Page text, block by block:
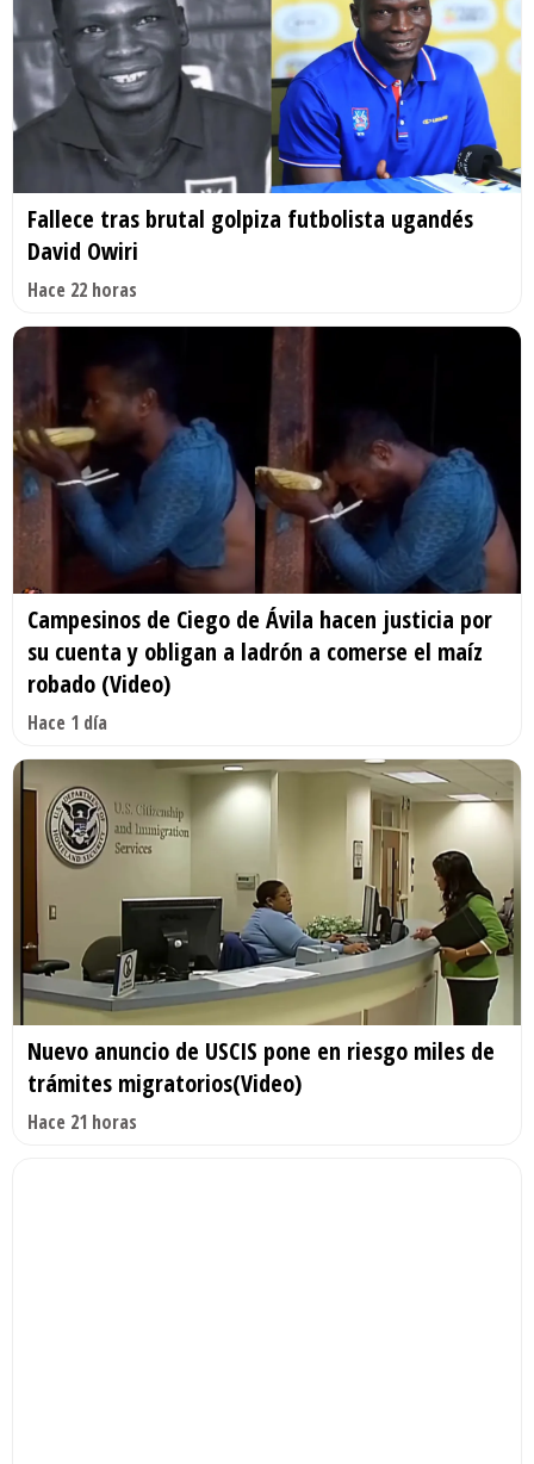
Fallece tras brutal golpiza futbolista ugandés
David Owiri
Hace 22 horas
Campesinos de Ciego de Ávila hacen justicia por
su cuenta y obligan a ladrón a comerse el maíz
robado (Video)
Hace 1 día
Nuevo anuncio de USCIS pone en riesgo miles de
trámites migratorios(Video)
Hace 21 horas